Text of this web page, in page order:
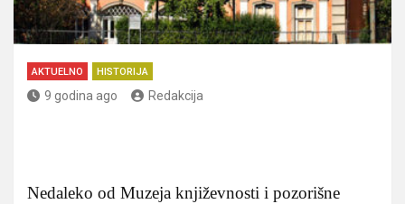
AKTUELNO HISTORIJA
9 godina ago Redakcija
Nedaleko od Muzeja književnosti i pozorišne